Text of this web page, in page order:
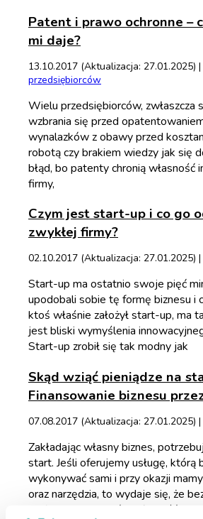
Patent i prawo ochronne –
mi daje?
13.10.2017 (Aktualizacja: 27.01.2025) |
przedsiębiorców
Wielu przedsiębiorców, zwłaszcza
wzbrania się przed
wynalazków z obawy przed
robotą czy brakiem wiedzy jak się
błąd, bo patenty chronią własność
firmy,
Czym jest start-up i co go
zwykłej firmy?
02.10.2017 (Aktualizacja: 27.01.2025) |
Start-up ma ostatnio swoje pięć
upodobali sobie tę formę biznesu i
ktoś właśnie założył start-up, ma
jest bliski wymyślenia
Start-up zrobił się tak modny jak
Skąd wziąć pieniądze na
Finansowanie biznesu
07.08.2017 (Aktualizacja: 27.01.2025) |
Zakładając własny biznes,
start. Jeśli oferujemy usługę, którą
wykonywać sami i przy okazji
oraz narzędzia, to wydaje się, że
możemy rozpocząć działalność i